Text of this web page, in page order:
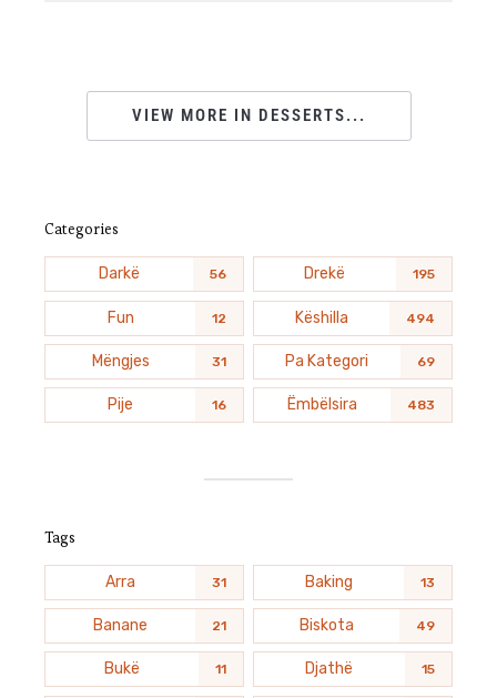
VIEW MORE IN DESSERTS...
Categories
Darkë 56 Drekë 195
Fun 12 Këshilla 494
Mëngjes 31 Pa Kategori 69
Pije 16 Ëmbëlsira 483
Tags
Arra 31 Baking 13
Banane 21 Biskota 49
Bukë 11 Djathë 15